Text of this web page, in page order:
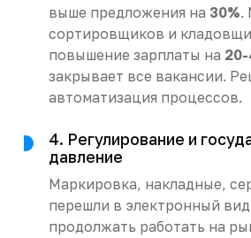
выше предложения на 30%.
сортировщиков и
повышение зарплаты на 20-
закрывает все вакансии.
автоматизация процессов.
4. Регулирование и
давление
Маркировка, накладные,
перешли в электронный
продолжать работать на